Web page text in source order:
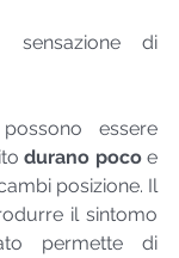
sensazione di
essere
durano poco e
posizione. Il
il sintomo